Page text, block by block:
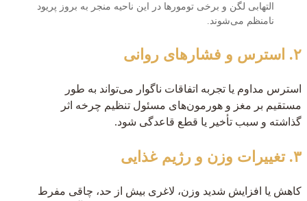
التهابی لگن و برخی تومورها در این ناحیه منجر به بروز پریود
نامنظم می‌شوند.
۲. استرس و فشارهای روانی
استرس مداوم یا تجربه اتفاقات ناگوار می‌تواند به طور
مستقیم بر مغز و هورمون‌های مسئول تنظیم چرخه اثر
گذاشته و سبب تأخیر یا قطع قاعدگی شود.
۳. تغییرات وزن و رژیم غذایی
کاهش یا افزایش شدید وزن، لاغری بیش از حد، چاقی مفرط